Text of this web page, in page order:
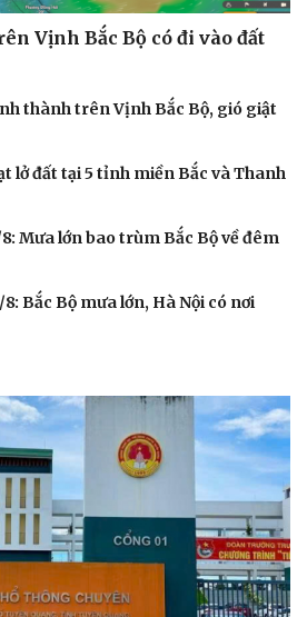
Vịnh Bắc Bộ có đi vào đất
thành trên Vịnh Bắc Bộ, gió giật
lở đất tại 5 tỉnh miền Bắc và Thanh
Mưa lớn bao trùm Bắc Bộ về đêm
Bắc Bộ mưa lớn, Hà Nội có nơi